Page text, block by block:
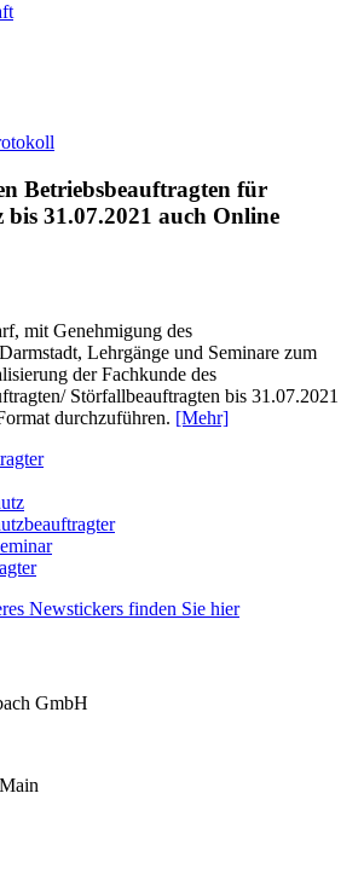
Betriebsbeauftragten für
bis 31.07.2021 auch Online
mit Genehmigung des
Lehrgänge und Seminare zum
der Fachkunde des
Störfallbeauftragten bis 31.07.2021
durchzuführen. [Mehr]
Newstickers finden Sie hier
GmbH